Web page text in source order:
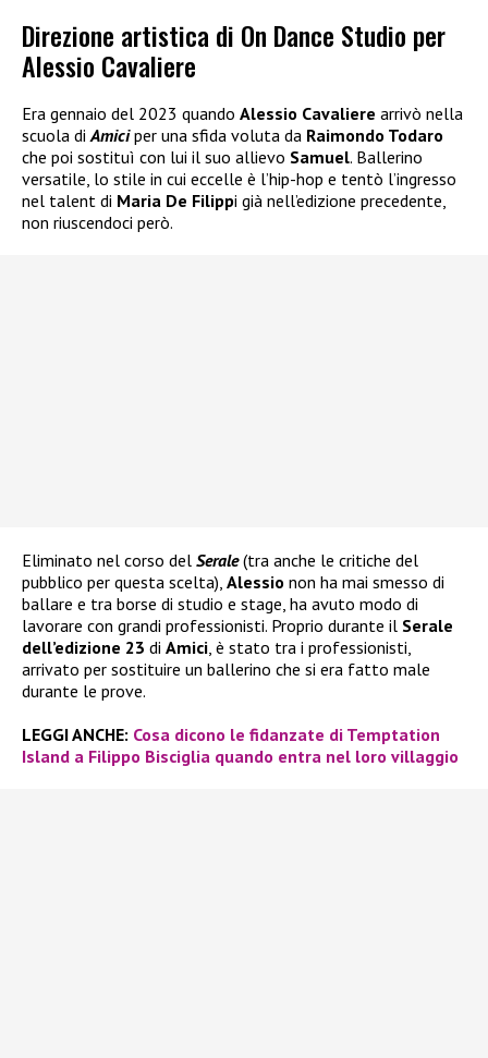
Direzione artistica di On Dance Studio per
Alessio Cavaliere
Era gennaio del 2023 quando Alessio Cavaliere arrivò nella
scuola di Amiciper una sfida voluta da Raimondo Todaro
che poi sostituì con lui il suo allievo Samuel. Ballerino
versatile, lo stile in cui eccelle è l’hip-hop e tentò l’ingresso
nel talent di Maria De Filippi già nell’edizione precedente,
non riuscendoci però.
Eliminato nel corso del Serale(tra anche le critiche del
pubblico per questa scelta), Alessio non ha mai smesso di
ballare e tra borse di studio e stage, ha avuto modo di
lavorare con grandi professionisti. Proprio durante il Serale
dell’edizione 23 di Amici , è stato tra i professionisti,
arrivato per sostituire un ballerino che si era fatto male
durante le prove.
LEGGI ANCHE: Cosa dicono le fidanzate di Temptation
Island a Filippo Bisciglia quando entra nel loro villaggio